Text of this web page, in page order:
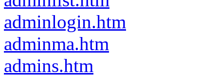
adminlogin.htm
adminma.htm
admins.htm